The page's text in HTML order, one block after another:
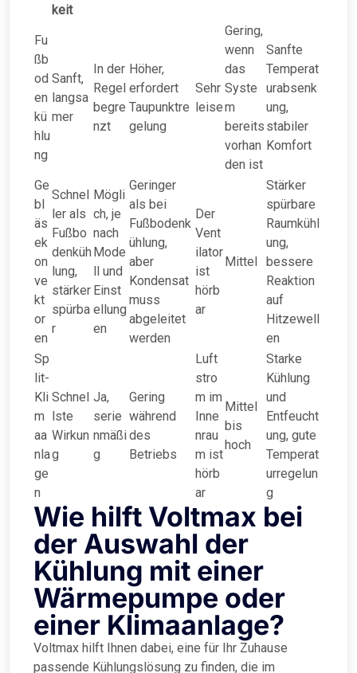
keit
Fu
ßb
od
en
kü
hlu
ng
Sanft,
langsa
mer
In der
Regel
begre
nzt
Höher,
erfordert
Taupunktre
gelung
Sehr
leise
Gering,
wenn
das
Syste
m
bereits
vorhan
den ist
Sanfte
Temperat
urabsenk
ung,
stabiler
Komfort
Ge
bl
äs
ek
on
ve
kt
or
en
Schnel
ler als
Fußbo
denküh
lung,
stärker
spürba
r
Mögli
ch, je
nach
Mode
ll und
Einst
ellung
en
Geringer
als bei
Fußbodenk
ühlung,
aber
Kondensat
muss
abgeleitet
werden
Der
Vent
ilator
ist
hörb
ar
Mittel
Stärker
spürbare
Raumkühl
ung,
bessere
Reaktion
auf
Hitzewell
en
Sp
lit-
Kli
m
aa
nla
ge
n
Schnel
lste
Wirkun
g
Ja,
serie
nmäßi
g
Gering
während
des
Betriebs
Luft
stro
m im
Inne
nrau
m ist
hörb
ar
Mittel
bis
hoch
Starke
Kühlung
und
Entfeucht
ung, gute
Temperat
urregelun
g
Wie hilft Voltmax bei
der Auswahl der
Kühlung mit einer
Wärmepumpe oder
einer Klimaanlage?
Voltmax hilft Ihnen dabei, eine für Ihr Zuhause
passende Kühlungslösung zu finden, die im